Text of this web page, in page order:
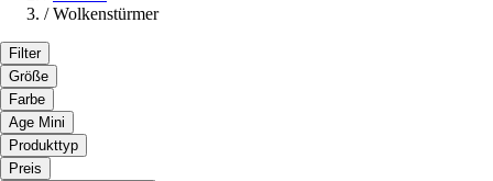
/ Wolkenstürmer
Filter
Größe
Farbe
Age Mini
Produkttyp
Preis